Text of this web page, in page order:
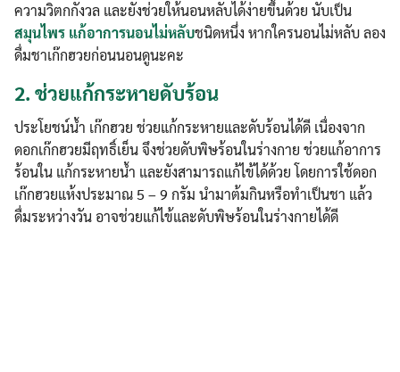
ความวิตกกังวล และยังช่วยให้นอนหลับได้ง่ายขึ้นด้วย นับเป็น
สมุนไพร แก้อาการนอนไม่หลับชนิดหนึ่ง หากใครนอนไม่หลับ ลอง
ดื่มชาเก๊กฮวยก่อนนอนดูนะคะ
2. ช่วยแก้กระหายดับร้อน
ประโยชน์น้ำ เก๊กฮวย ช่วยแก้กระหายและดับร้อนได้ดี เนื่องจาก
ดอกเก๊กฮวยมีฤทธิ์เย็น จึงช่วยดับพิษร้อนในร่างกาย ช่วยแก้อาการ
ร้อนใน แก้กระหายน้ำ และยังสามารถแก้ไข้ได้ด้วย โดยการใช้ดอก
เก๊กฮวยแห้งประมาณ 5 – 9 กรัม นำมาต้มกินหรือทำเป็นชา แล้ว
ดื่มระหว่างวัน อาจช่วยแก้ไข้และดับพิษร้อนในร่างกายได้ดี